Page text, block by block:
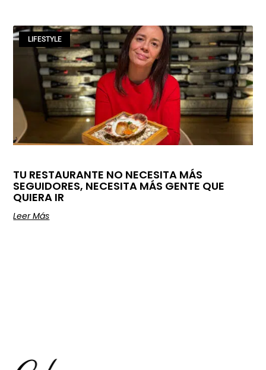
LIFESTYLE
TU RESTAURANTE NO NECESITA MÁS
SEGUIDORES, NECESITA MÁS GENTE QUE
QUIERA IR
Leer Más